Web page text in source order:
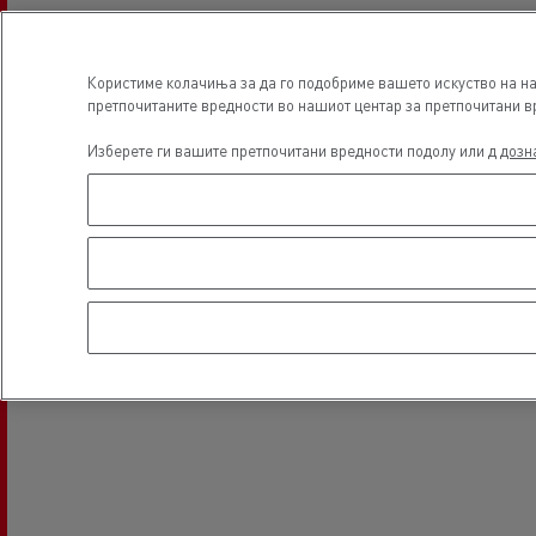
Користиме колачиња за да го подобриме вашето искуство на
претпочитаните вредности во нашиот центар за претпочитани
Изберете ги вашите претпочитани вредности подолу или д